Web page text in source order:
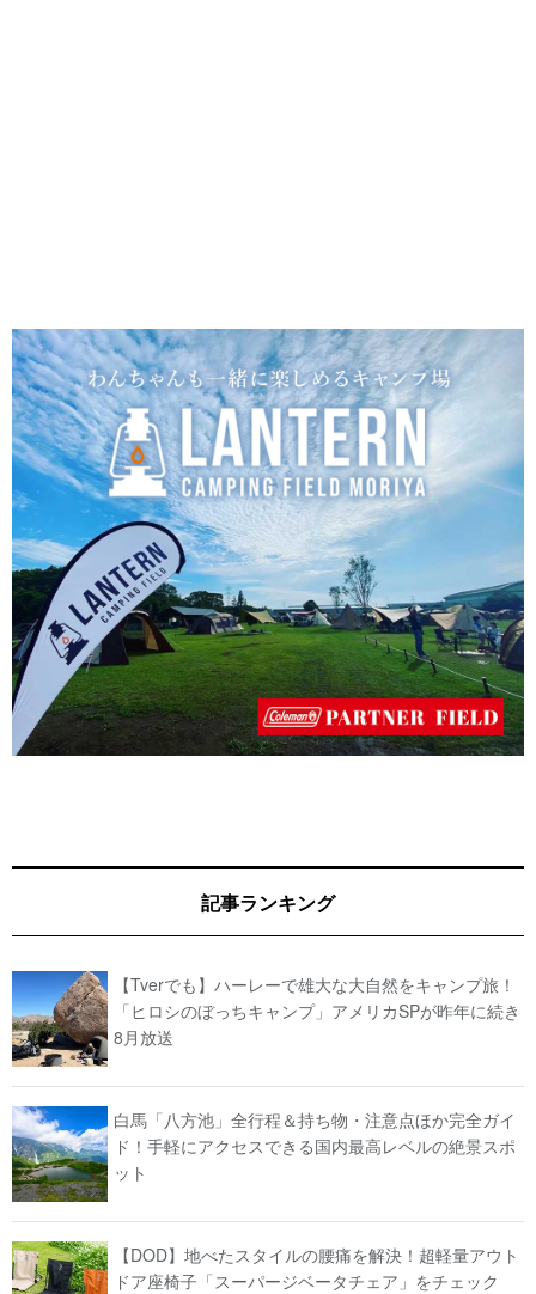
記事ランキング
【Tverでも】ハーレーで雄大な大自然をキャンプ旅！
「ヒロシのぼっちキャンプ」アメリカSPが昨年に続き
8月放送
白馬「八方池」全行程＆持ち物・注意点ほか完全ガイ
ド！手軽にアクセスできる国内最高レベルの絶景スポ
ット
【DOD】地べたスタイルの腰痛を解決！超軽量アウト
ドア座椅子「スーパージベータチェア」をチェック